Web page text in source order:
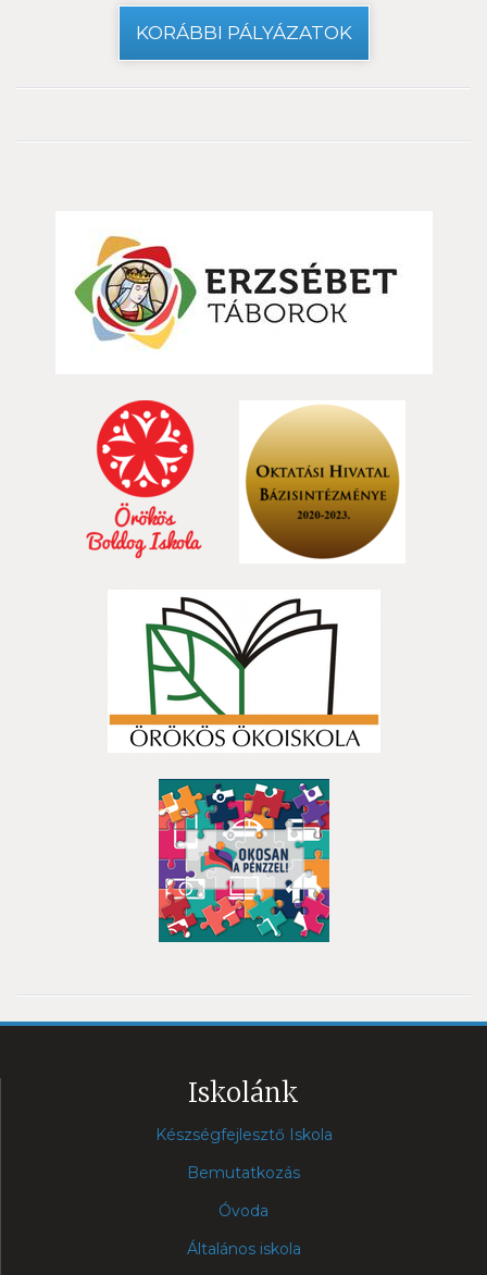
KORÁBBI PÁLYÁZATOK
Iskolánk
Készségfejlesztő Iskola
Bemutatkozás
Óvoda
Általános iskola